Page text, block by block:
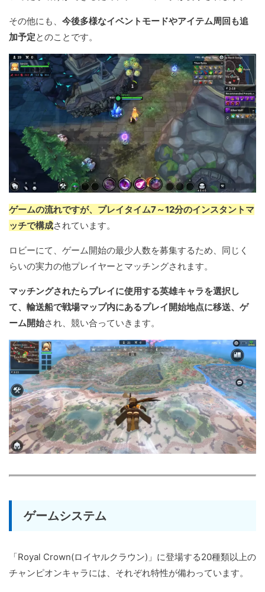
その他にも、 今後多様なイベントモードやアイテム周回も追
加予定とのことです。
ゲームの流れですが、プレイタイム7～12分のインスタントマ
ッチで構成されています。
ロビーにて、ゲーム開始の最少人数を募集するため、同じく
らいの実力の他プレイヤーとマッチングされます。
マッチングされたらプレイに使用する英雄キャラを選択し
て、輸送船で戦場マップ内にあるプレイ開始地点に移送、ゲ
ーム開始され、競い合っていきます。
ゲームシステム
「Royal Crown(ロイヤルクラウン)」に登場する20種類以上の
チャンピオンキャラには、それぞれ特性が備わっています。